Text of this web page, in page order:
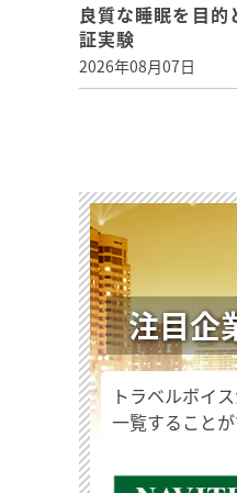
良質な睡眠を目
証実験
2026年08月07日
注目企
トラベルボイ
一覧することが